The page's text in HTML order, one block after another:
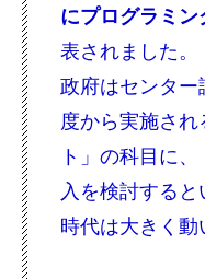
にプログラミン
表されました。
政府はセンタ
度から実施さ
ト」の科目に
入を検討すると
時代は大きく動